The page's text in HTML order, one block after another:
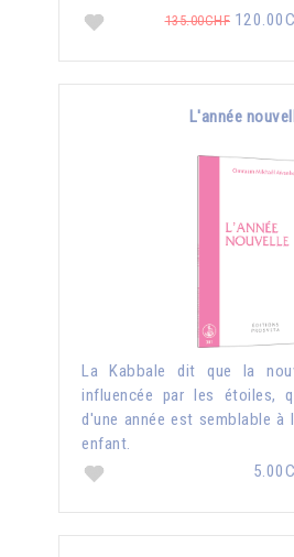
135.00CHF
L'année
La Kabbale dit que la
influencée par les étoiles,
d'une année est semblable à
enfant.